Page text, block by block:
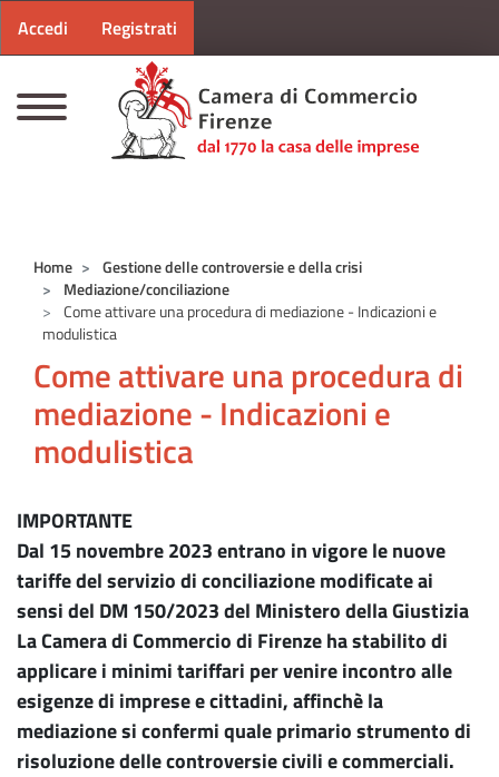
Menu profilo utente
Accedi Registrati
Home
Gestione delle controversie e della crisi
Mediazione/conciliazione
Come attivare una procedura di mediazione - Indicazioni e
modulistica
Come attivare una procedura di
mediazione - Indicazioni e
modulistica
IMPORTANTE
Dal 15 novembre 2023 entrano in vigore le nuove
tariffe del servizio di conciliazione modificate ai
sensi del DM 150/2023 del Ministero della Giustizia
La Camera di Commercio di Firenze ha stabilito di
applicare i minimi tariffari per venire incontro alle
esigenze di imprese e cittadini, affinchè la
mediazione si confermi quale primario strumento di
risoluzione delle controversie civili e commerciali.